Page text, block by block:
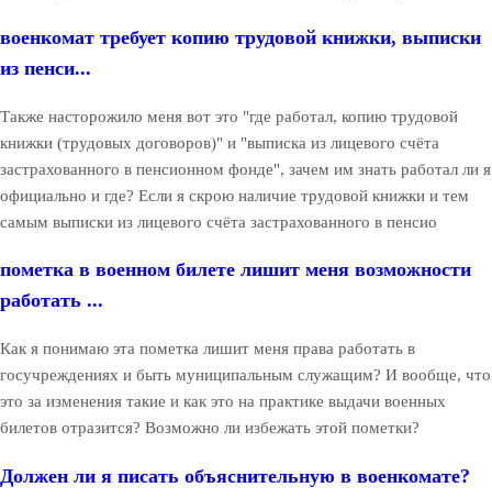
военкомат требует копию трудовой книжки, выписки
из пенси...
Также насторожило меня вот это "где работал, копию трудовой
книжки (трудовых договоров)" и "выписка из лицевого счёта
застрахованного в пенсионном фонде", зачем им знать работал ли я
официально и где? Если я скрою наличие трудовой книжки и тем
самым выписки из лицевого счёта застрахованного в пенсио
пометка в военном билете лишит меня возможности
работать ...
Как я понимаю эта пометка лишит меня права работать в
госучреждениях и быть муниципальным служащим? И вообще, что
это за изменения такие и как это на практике выдачи военных
билетов отразится? Возможно ли избежать этой пометки?
Должен ли я писать объяснительную в военкомате?